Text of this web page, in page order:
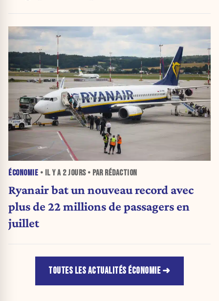
ÉCONOMIE • IL Y A 2 JOURS• PAR RÉDACTION
Ryanair bat un nouveau record avec
plus de 22 millions de passagers en
juillet
TOUTES LES ACTUALITÉS ÉCONOMIE